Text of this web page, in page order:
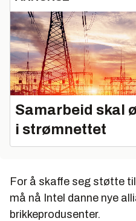
Samarbeid skal
i strømnettet
For å skaffe seg støtte
må nå Intel danne nye
brikkeprodusenter.